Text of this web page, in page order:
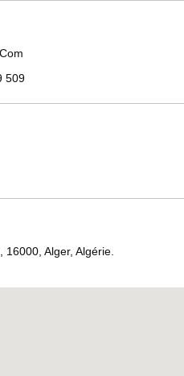
509
Alger, Algérie.